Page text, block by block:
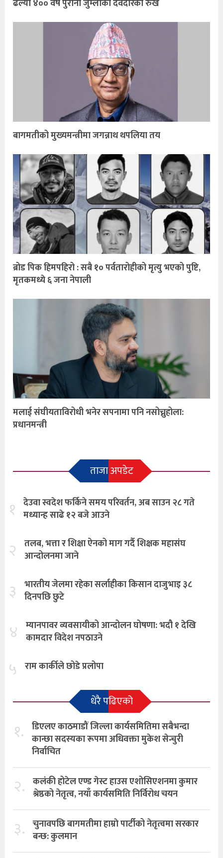
ढल्यो ४०० वर्ष पुरानो जुम्लाको देवदारको रुख
बागमतीको मुख्यमन्त्रीमा जगन्नाथ थपलिया तय
ब्रोड पिक हिमपहिरो : सबै १० पर्वतारोहीको मृत्यु भएको पुष्टि,
मृतकमध्ये ६ जना नेपाली
मलाई संघीयताविरोधी भनेर सपनामा पनि नसोच्नुहोला:
प्रधानमन्त्री
ताजा अपडेट
१ देउवा स्वदेश फर्किने समय परिवर्तन, अब साउन २८ गते
मध्यान्ह साढे १२ बजे आउने
२ तलब, भत्ता र शिक्षा ऐनको माग गर्दै शिक्षक महासंघ
आन्दोलनमा जाने
३ भारतीय जेलमा रहेका सर्लाहीका किसान दाजुभाइ ३८
दिनपछि छुटे
४ म्यानपावर व्यवसायीको आन्दोलन घोषणा: भदौ १ देखि
कामदार विदेश नपठाउने
५ राम कार्कीले छोडे प्रलोपा
धेरै पढिएको
१. डिएलए काठमाडौं जिल्ला कार्यसमितिमा सबैभन्दा
कान्छा सदस्यका रूपमा अधिवक्ता मुकेश सेन्चुरी
निर्वाचित
२. कलंकी होटेल एण्ड गेस्ट हाउस एशोसिएशनमा कुमार
श्रेष्ठको नेतृत्व, नयाँ कार्यसमिति निर्विरोध चयन
३. चुनावपछि बागमतीमा हाम्राे पार्टीको नेतृत्वमा सरकार
बन्छ: कुलमान